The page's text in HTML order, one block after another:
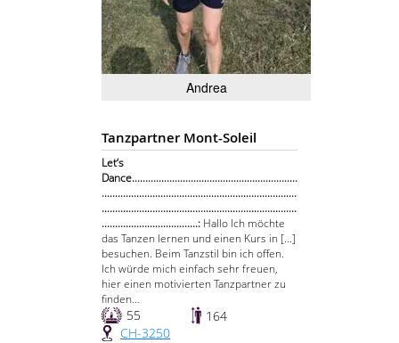
Andrea
Tanzpartner Mont-Soleil
Let‘s
Dance..............................................................
.........................................................................
.........................................................................
....................................: Hallo Ich möchte
das Tanzen lernen und einen Kurs in [...]
besuchen. Beim Tanzstil bin ich offen.
Ich würde mich einfach sehr freuen,
hier einen motivierten Tanzpartner zu
finden…
55
164
CH-3250